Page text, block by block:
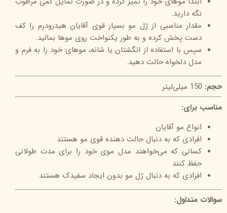
نگه دارید.
مقدار مناسبی از ژل مو بسیار قوی آقایان هیدرودرم را کف
دست پخش کرده و به طور یکنواخت روی موها بمالید.
سپس با استفاده از انگشتان یا شانه، موهای خود را به فرم و
مدل دلخواه حالت دهید.
حجم:
مناسب برای:
انواع مو آقایان
افرادی که به دنبال حالت دهنده قوی مو هستند
کسانی که می‌خواهند مدل موی خود را برای مدت طولانی
حفظ کنند
افرادی که به دنبال ژل مو بدون ایجاد سفیدک هستند
سوالات متداول: